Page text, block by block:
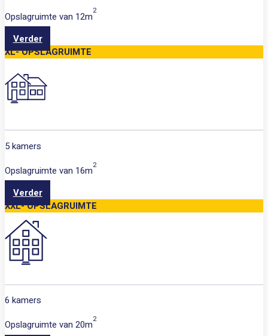
Opslagruimte van 12m2
Verder
XL- OPSLAGRUIMTE
5 kamers
Opslagruimte van 16m2
Verder
XXL- OPSLAGRUIMTE
6 kamers
Opslagruimte van 20m2